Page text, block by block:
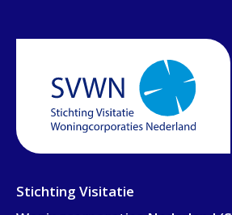
Stichting Visitatie